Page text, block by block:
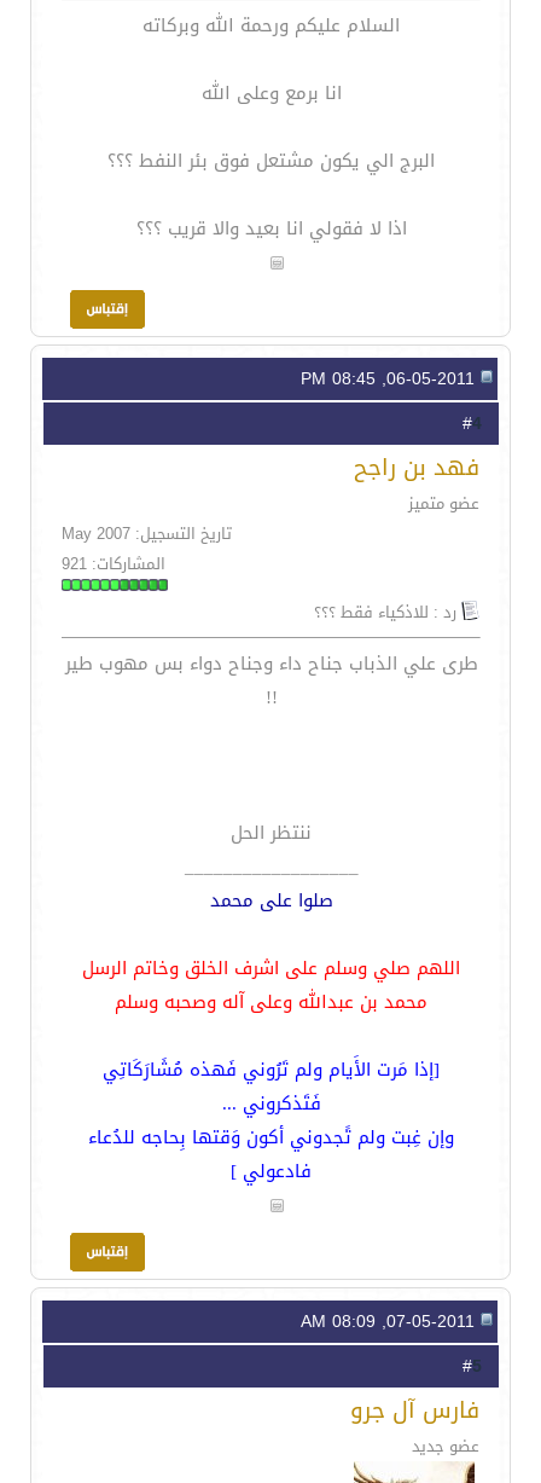
السلام عليكم ورحمة الله وبركاته
انا برمع وعلى الله
البرج الي يكون مشتعل فوق بئر النفط ؟؟؟
اذا لا فقولي انا بعيد والا قريب ؟؟؟
4
فهد بن راجح
عضو متميز
تاريخ التسجيل: May 2007
المشاركات: 921
رد : للاذكياء فقط ؟؟؟
طرى علي الذباب جناح داء وجناح دواء بس مهوب طير
!!
ننتظر الحل
__________________
صلوا على محمد
اللهم صلي وسلم على اشرف الخلق وخاتم الرسل
محمد بن عبدالله وعلى آله وصحبه وسلم
[إذا مَرت الأَيام ولم تَرُوني فَهذه مُشَارَكَاتِي
فَتَذكروني ...
وإن غِبت ولم تًجدوني أكون وَقتها بِحاجه للدُعاء
فادعولي ]
5
فارس آل جرو
عضو جديد